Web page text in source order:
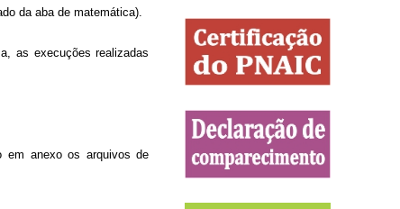
da aba de matemática).
as execuções realizadas
em anexo os arquivos de